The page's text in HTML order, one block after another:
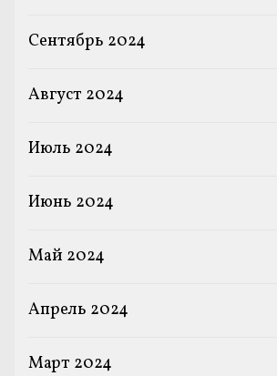
Сентябрь 2024
Август 2024
Июль 2024
Июнь 2024
Май 2024
Апрель 2024
Март 2024